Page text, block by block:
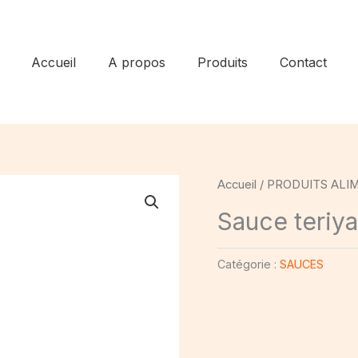
Accueil
A propos Produits Contact
Accueil / PRODUITS
Sauce
Catégorie : SAUCES